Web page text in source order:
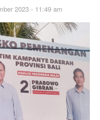
2023 - 11:49 am